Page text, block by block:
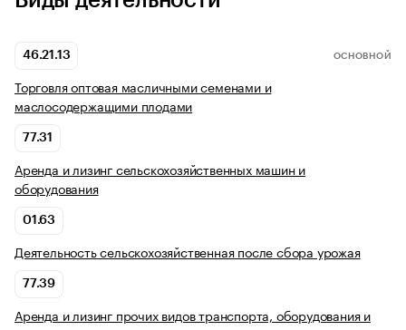
46.21.13 ОСНОВНОЙ
Торговля оптовая масличными семенами и
маслосодержащими плодами
77.31
Аренда и лизинг сельскохозяйственных машин и
оборудования
01.63
Деятельность сельскохозяйственная после сбора урожая
77.39
Аренда и лизинг прочих видов транспорта, оборудования и